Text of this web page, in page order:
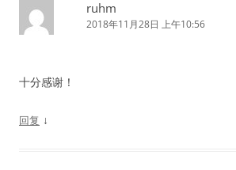
ruhm
2018年11月28日 上午10:56
十分感谢！
回复 ↓